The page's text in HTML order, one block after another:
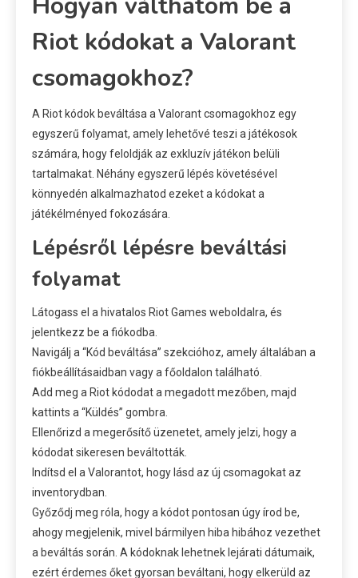
Riot kódokat a Valorant
csomagokhoz?
A Riot kódok beváltása a Valorant csomagokhoz egy
egyszerű folyamat, amely lehetővé teszi a játékosok
számára, hogy feloldják az exkluzív játékon belüli
tartalmakat. Néhány egyszerű lépés követésével
könnyedén alkalmazhatod ezeket a kódokat a
játékélményed fokozására.
Lépésről lépésre beváltási
folyamat
Látogass el a hivatalos Riot Games weboldalra, és
jelentkezz be a fiókodba.
Navigálj a “Kód beváltása” szekcióhoz, amely általában a
fiókbeállításaidban vagy a főoldalon található.
Add meg a Riot kódodat a megadott mezőben, majd
kattints a “Küldés” gombra.
Ellenőrizd a megerősítő üzenetet, amely jelzi, hogy a
kódodat sikeresen beváltották.
Indítsd el a Valorantot, hogy lásd az új csomagokat az
inventorydban.
Győződj meg róla, hogy a kódot pontosan úgy írod be,
ahogy megjelenik, mivel bármilyen hiba hibához vezethet
a beváltás során. A kódoknak lehetnek lejárati dátumaik,
ezért érdemes őket gyorsan beváltani, hogy elkerüld az